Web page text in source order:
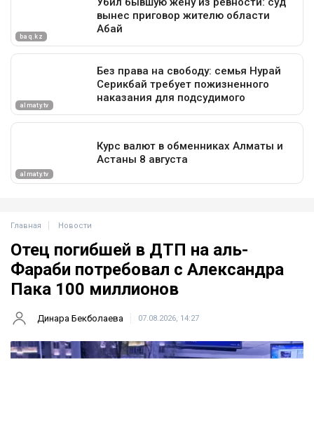
Главная Новости
Отец погибшей в ДТП на аль-
Фараби потребовал с Александра
Пака 100 миллионов
Динара Бекболаева 07.08.2026, 14:27